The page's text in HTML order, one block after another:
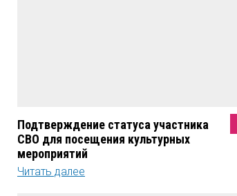
Подтверждение статуса участника
СВО для посещения культурных
мероприятий
Читать далее